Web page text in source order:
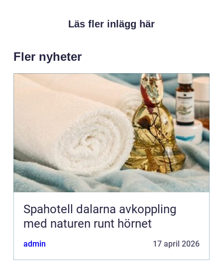
Läs fler inlägg här
Fler nyheter
Spahotell dalarna avkoppling
med naturen runt hörnet
admin 17 april 2026